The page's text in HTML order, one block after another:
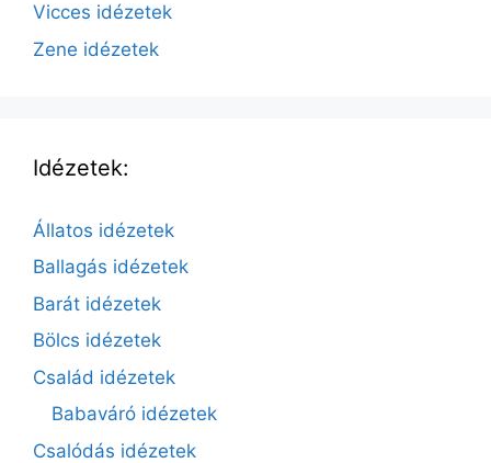
Vicces idézetek
Zene idézetek
Idézetek:
Állatos idézetek
Ballagás idézetek
Barát idézetek
Bölcs idézetek
Család idézetek
Babaváró idézetek
Csalódás idézetek